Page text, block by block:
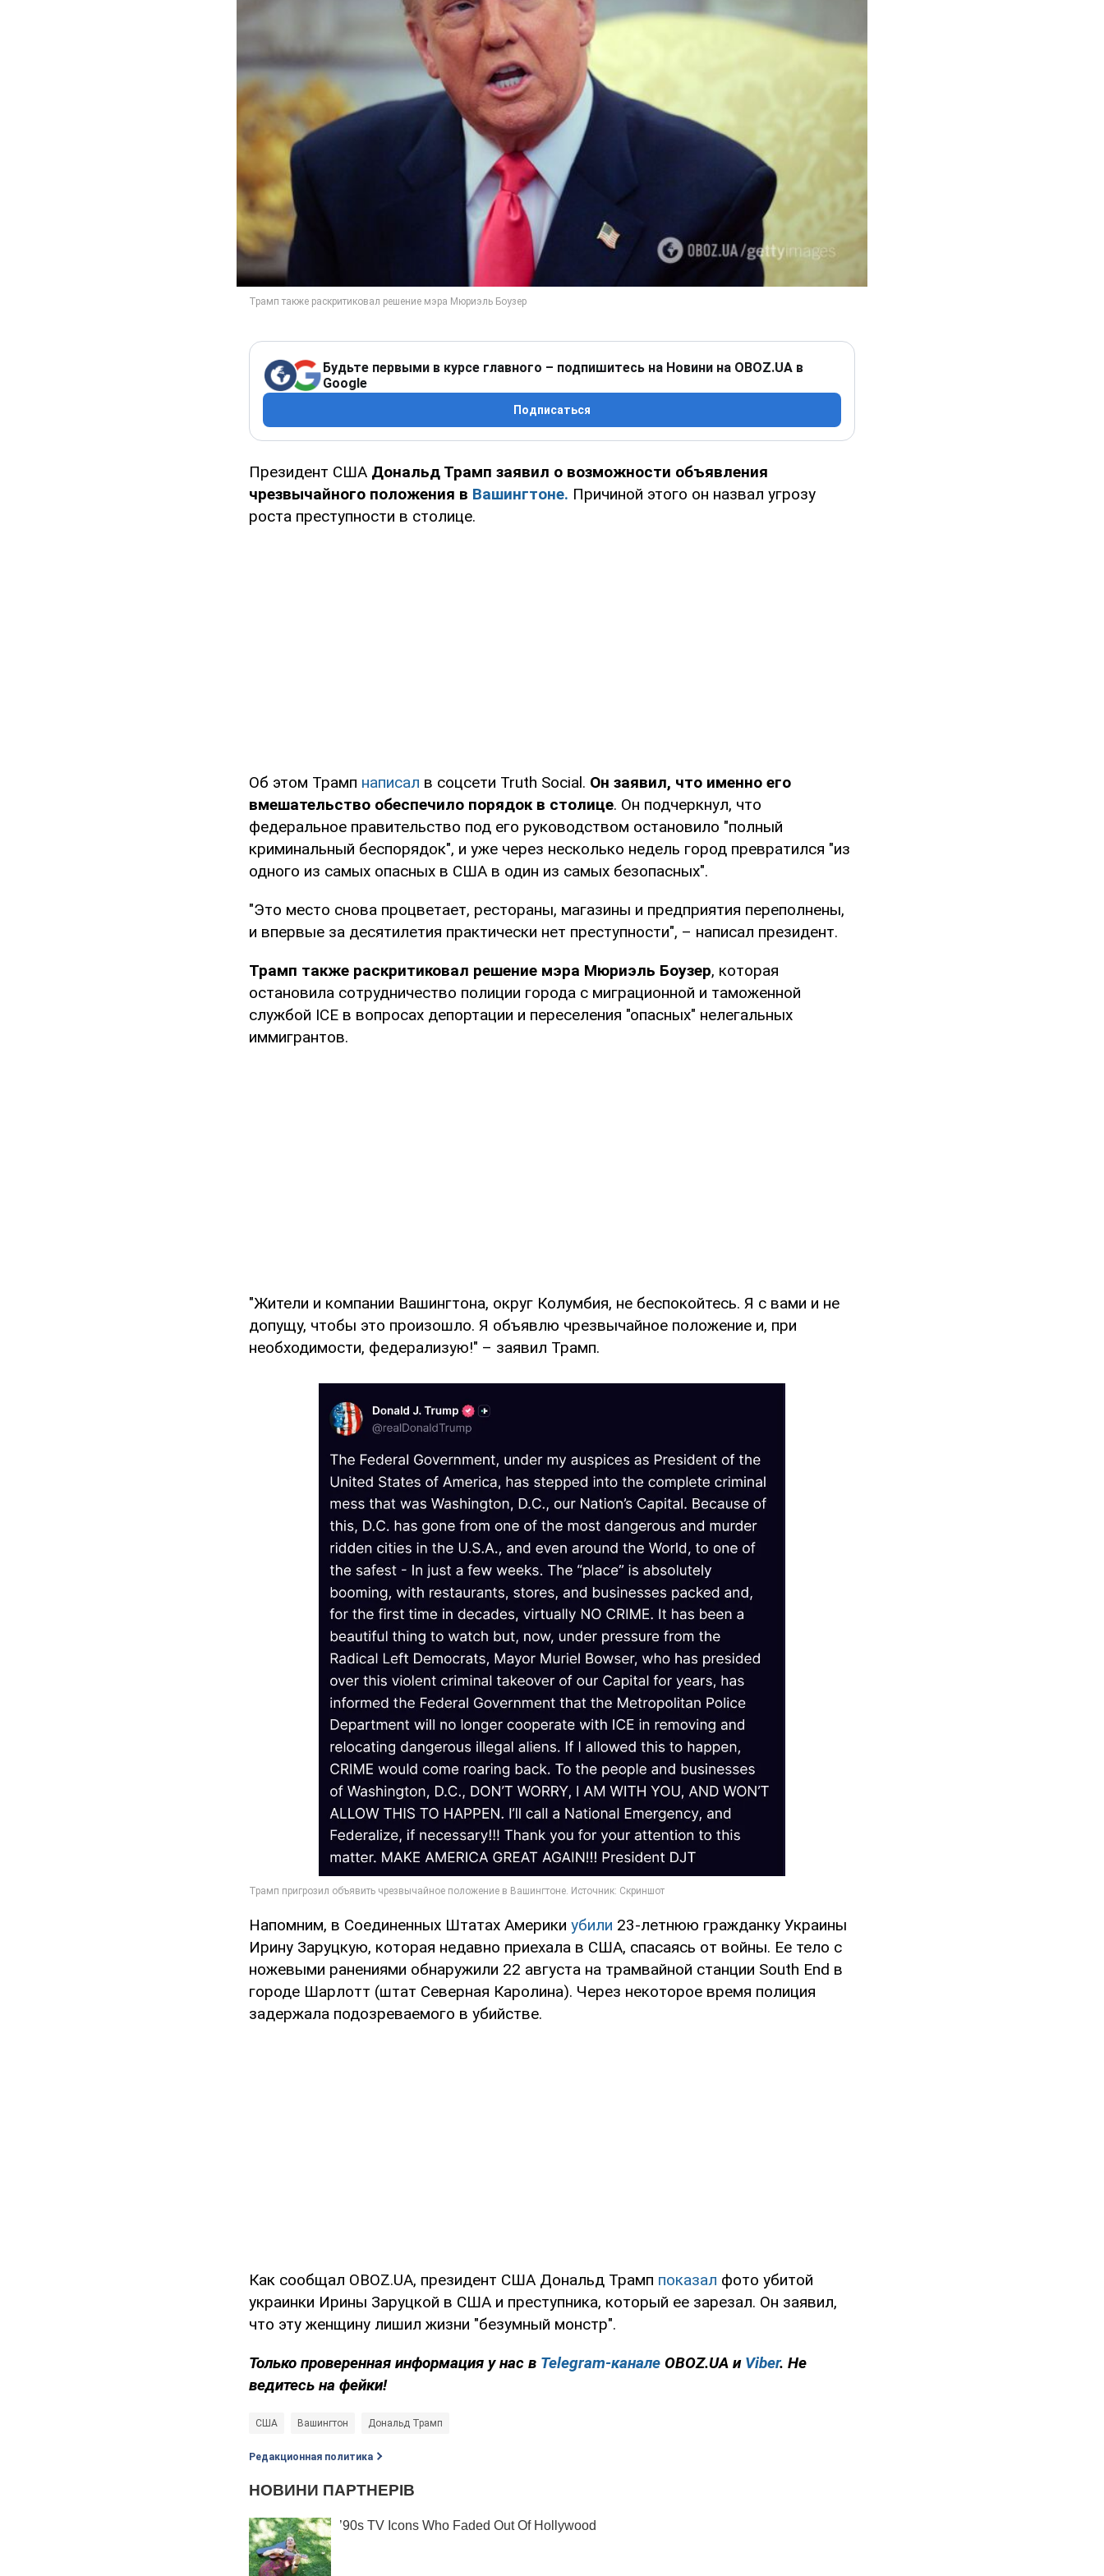
Будьте первыми в курсе главного – подпишитесь на Новини на OBOZ.UA в
Google
Подписаться
Президент США Дональд Трамп заявил о возможности объявления
чрезвычайного положения в Вашингтоне. Причиной этого он назвал угрозу
роста преступности в столице.
Об этом Трамп написал в соцсети Truth Social. Он заявил, что именно его
вмешательство обеспечило порядок в столице. Он подчеркнул, что
федеральное правительство под его руководством остановило "полный
криминальный беспорядок", и уже через несколько недель город превратился "из
одного из самых опасных в США в один из самых безопасных".
"Это место снова процветает, рестораны, магазины и предприятия переполнены,
и впервые за десятилетия практически нет преступности", – написал президент.
Трамп также раскритиковал решение мэра Мюриэль Боузер, которая
остановила сотрудничество полиции города с миграционной и таможенной
службой ICE в вопросах депортации и переселения "опасных" нелегальных
иммигрантов.
"Жители и компании Вашингтона, округ Колумбия, не беспокойтесь. Я с вами и не
допущу, чтобы это произошло. Я объявлю чрезвычайное положение и, при
необходимости, федерализую!" – заявил Трамп.
Напомним, в Соединенных Штатах Америки убили 23-летнюю гражданку Украины
Ирину Заруцкую, которая недавно приехала в США, спасаясь от войны. Ее тело с
ножевыми ранениями обнаружили 22 августа на трамвайной станции South End в
городе Шарлотт (штат Северная Каролина). Через некоторое время полиция
задержала подозреваемого в убийстве.
Как сообщал OBOZ.UA, президент США Дональд Трамп показал фото убитой
украинки Ирины Заруцкой в США и преступника, который ее зарезал. Он заявил,
что эту женщину лишил жизни "безумный монстр".
Только проверенная информация у нас в Telegram-канале OBOZ.UA и Viber. Не
ведитесь на фейки!
США Вашингтон Дональд Трамп
Редакционная политика